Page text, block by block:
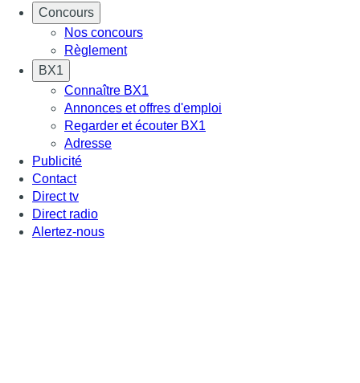
Concours
Nos concours
Règlement
BX1
Connaître BX1
Annonces et offres d'emploi
Regarder et écouter BX1
Adresse
Publicité
Contact
Direct tv
Direct radio
Alertez-nous